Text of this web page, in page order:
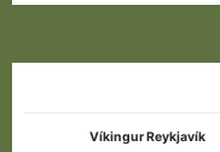
Víkingur Reykjavík